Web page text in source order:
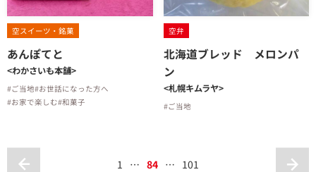
空スイーツ・銘菓
あんぽてと
<わかさいも本舗>
#ご当地#お世話になった方へ
#お家で楽しむ#和菓子
空弁
北海道ブレッド メロンパ
ン
<札幌キムラヤ>
#ご当地
1 … 84 … 101